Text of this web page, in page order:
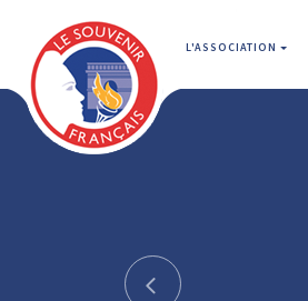
L'ASSOCIATION